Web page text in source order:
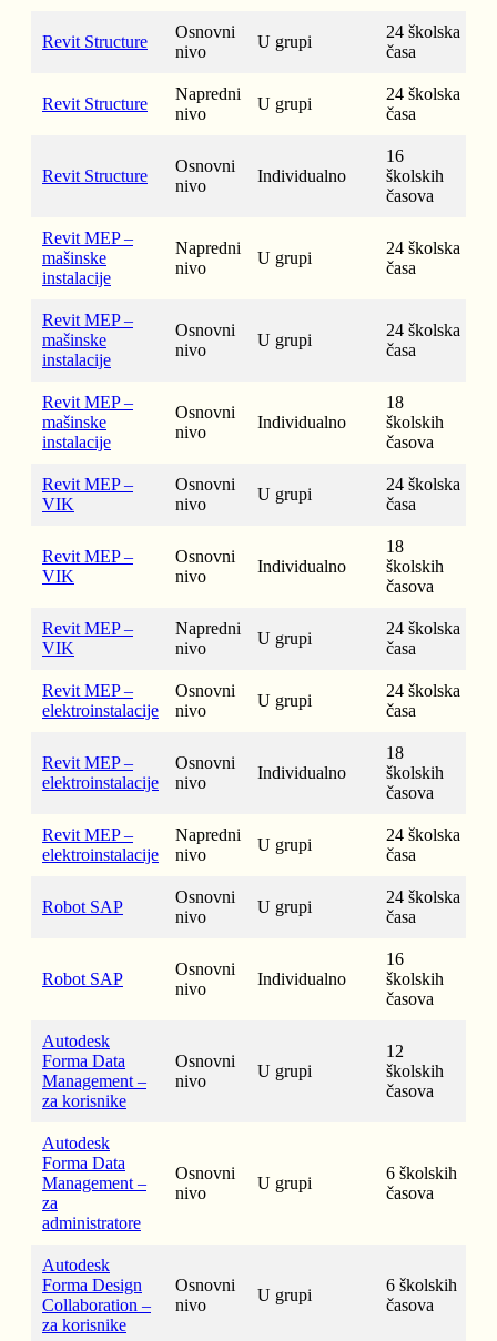
Revit Structure
Osnovni
nivo
U grupi
24 školska
časa
Revit Structure
Napredni
nivo
U grupi
24 školska
časa
Revit Structure
Osnovni
nivo
Individualno
16
školskih
časova
Revit MEP –
mašinske
instalacije
Napredni
nivo
U grupi
24 školska
časa
Revit MEP –
mašinske
instalacije
Osnovni
nivo
U grupi
24 školska
časa
Revit MEP –
mašinske
instalacije
Osnovni
nivo
Individualno
18
školskih
časova
Revit MEP –
VIK
Osnovni
nivo
U grupi
24 školska
časa
Revit MEP –
VIK
Osnovni
nivo
Individualno
18
školskih
časova
Revit MEP –
VIK
Napredni
nivo
U grupi
24 školska
časa
Revit MEP –
elektroinstalacije
Osnovni
nivo
U grupi
24 školska
časa
Revit MEP –
elektroinstalacije
Osnovni
nivo
Individualno
18
školskih
časova
Revit MEP –
elektroinstalacije
Napredni
nivo
U grupi
24 školska
časa
Robot SAP
Osnovni
nivo
U grupi
24 školska
časa
Robot SAP
Osnovni
nivo
Individualno
16
školskih
časova
Autodesk
Forma Data
Management –
za korisnike
Osnovni
nivo
U grupi
12
školskih
časova
Autodesk
Forma Data
Management –
za
administratore
Osnovni
nivo
U grupi
6 školskih
časova
Autodesk
Forma Design
Collaboration –
za korisnike
Osnovni
nivo
U grupi
6 školskih
časova